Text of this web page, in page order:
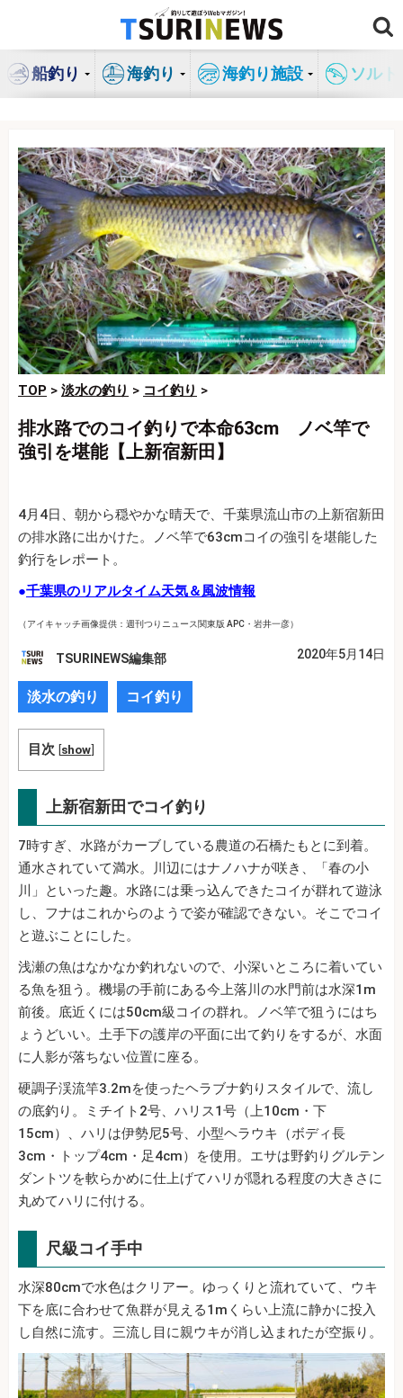
ン
船釣り 海釣り 海釣り施設 ソル
TOP > 淡水の釣り > コイ釣り >
排水路でのコイ釣りで本命63cm ノベ竿で
強引を堪能【上新宿新田】
4月4日、朝から穏やかな晴天で、千葉県流山市の上新宿新田
の排水路に出かけた。ノベ竿で63cmコイの強引を堪能した
釣行をレポート。
●千葉県のリアルタイム天気＆風波情報
（アイキャッチ画像提供：週刊つりニュース関東版 APC・岩井一彦）
TSURINEWS編集部 2020年5月14日
淡水の釣り コイ釣り
目次 [show]
上新宿新田でコイ釣り
7時すぎ、水路がカーブしている農道の石橋たもとに到着。
通水されていて満水。川辺にはナノハナが咲き、「春の小
川」といった趣。水路には乗っ込んできたコイが群れて遊泳
し、フナはこれからのようで姿が確認できない。そこでコイ
と遊ぶことにした。
浅瀬の魚はなかなか釣れないので、小深いところに着いてい
る魚を狙う。機場の手前にある今上落川の水門前は水深1m
前後。底近くには50cm級コイの群れ。ノベ竿で狙うにはち
ょうどいい。土手下の護岸の平面に出て釣りをするが、水面
に人影が落ちない位置に座る。
硬調子渓流竿3.2mを使ったヘラブナ釣りスタイルで、流し
の底釣り。ミチイト2号、ハリス1号（上10cm・下
15cm）、ハリは伊勢尼5号、小型ヘラウキ（ボディ長
3cm・トップ4cm・足4cm）を使用。エサは野釣りグルテン
ダントツを軟らかめに仕上げてハリが隠れる程度の大きさに
丸めてハリに付ける。
尺級コイ手中
水深80cmで水色はクリアー。ゆっくりと流れていて、ウキ
下を底に合わせて魚群が見える1mくらい上流に静かに投入
し自然に流す。三流し目に親ウキが消し込まれたが空振り。